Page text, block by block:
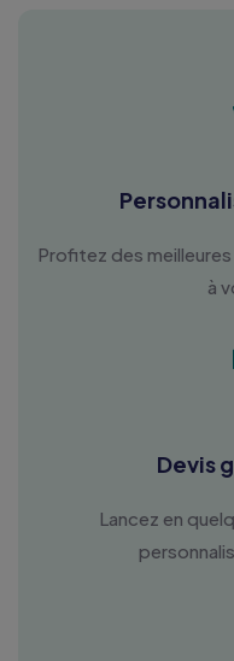
Profitez des
à
Devis
Lancez en